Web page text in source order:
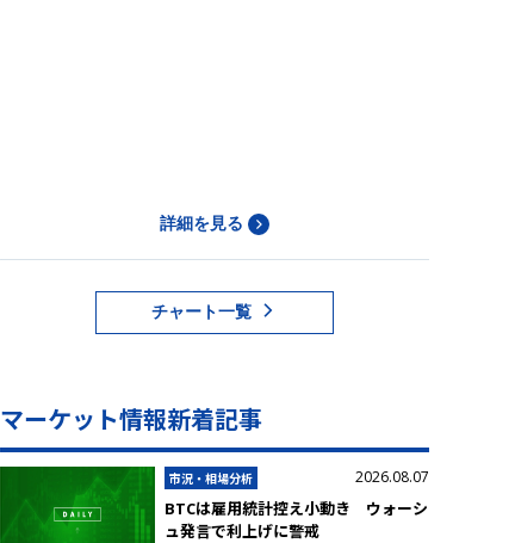
詳細を見る
チャート一覧
マーケット情報新着記事
市況・相場分析 2026.08.07
BTCは雇用統計控え小動き ウォーシ
ュ発言で利上げに警戒